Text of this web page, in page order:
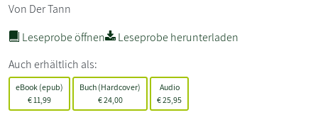
Von Der Tann
Leseprobe öffnen
Leseprobe herunterladen
Auch erhältlich als:
eBook (epub)
€ 11,99
Buch (Hardcover)
€24,00
Audio
€25,95